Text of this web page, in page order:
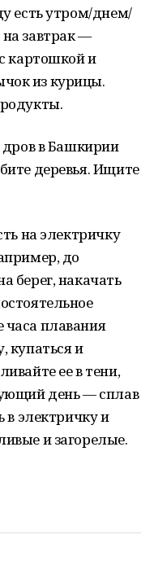
есть утром/днем/
завтрак —
картошкой и
из курицы.
дров в Башкирии
деревья. Ищите
на электричку
до
берег, накачать
плавания
купаться и
ее в тени,
день — сплав
в электричку и
и загорелые.